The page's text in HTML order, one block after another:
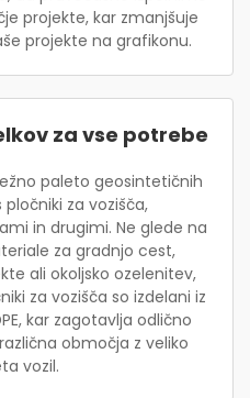
projekte, kar zmanjšuje
projekte na grafikonu.
za vse potrebe
paleto geosintetičnih
za vozišča,
in drugimi. Ne glede na
za gradnjo cest,
ali okoljsko ozelenitev,
za vozišča so izdelani iz
kar zagotavlja odlično
območja z veliko
vozil.